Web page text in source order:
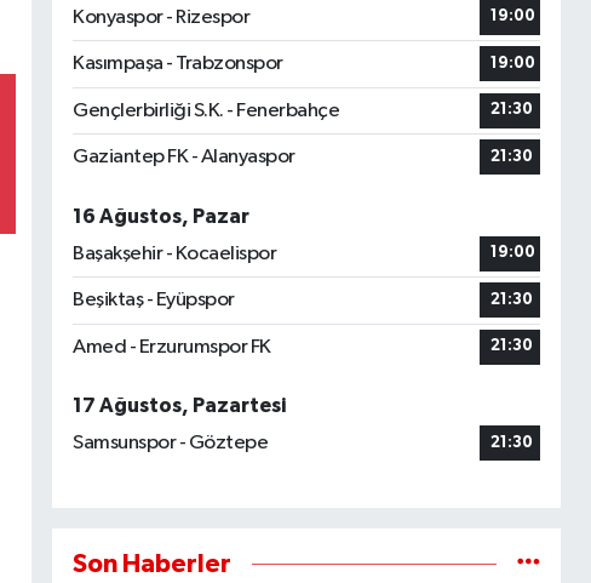
Konyaspor - Rizespor
19:00
Kasımpaşa - Trabzonspor 19:00
Gençlerbirliği S.K. - Fenerbahçe 21:30
Gaziantep FK - Alanyaspor 21:30
16 Ağustos, Pazar
Başakşehir - Kocaelispor
19:00
Beşiktaş - Eyüpspor 21:30
Amed - Erzurumspor FK 21:30
17 Ağustos, Pazartesi
Samsunspor - Göztepe
21:30
Son Haberler